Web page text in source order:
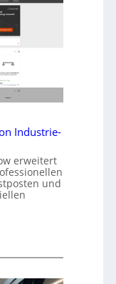
Industrie-
erweitert
und